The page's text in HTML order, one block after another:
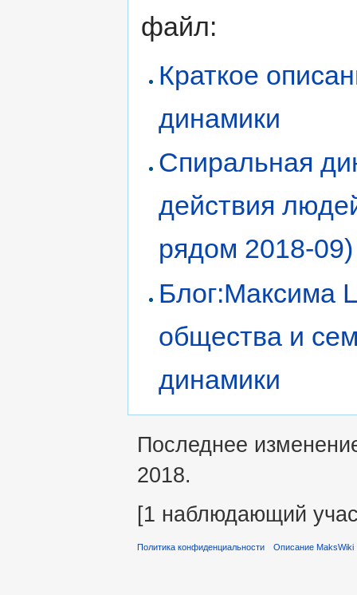
файл:
Краткое
динамики
Спиральная
действия
рядом 2018-09)
Блог:Максима
общества и
динамики
Последнее
2018.
[1 наблюдающий
Политика конфиденциальности Описание MaksWiki